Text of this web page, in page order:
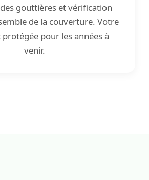
gouttières et vérification
de la couverture. Votre
pour les années à
venir.